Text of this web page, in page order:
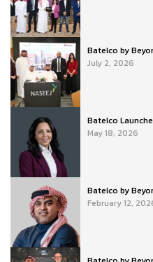
Batelco by
July 2, 2026
Batelco
May 18, 2026
Batelco by
February 12,